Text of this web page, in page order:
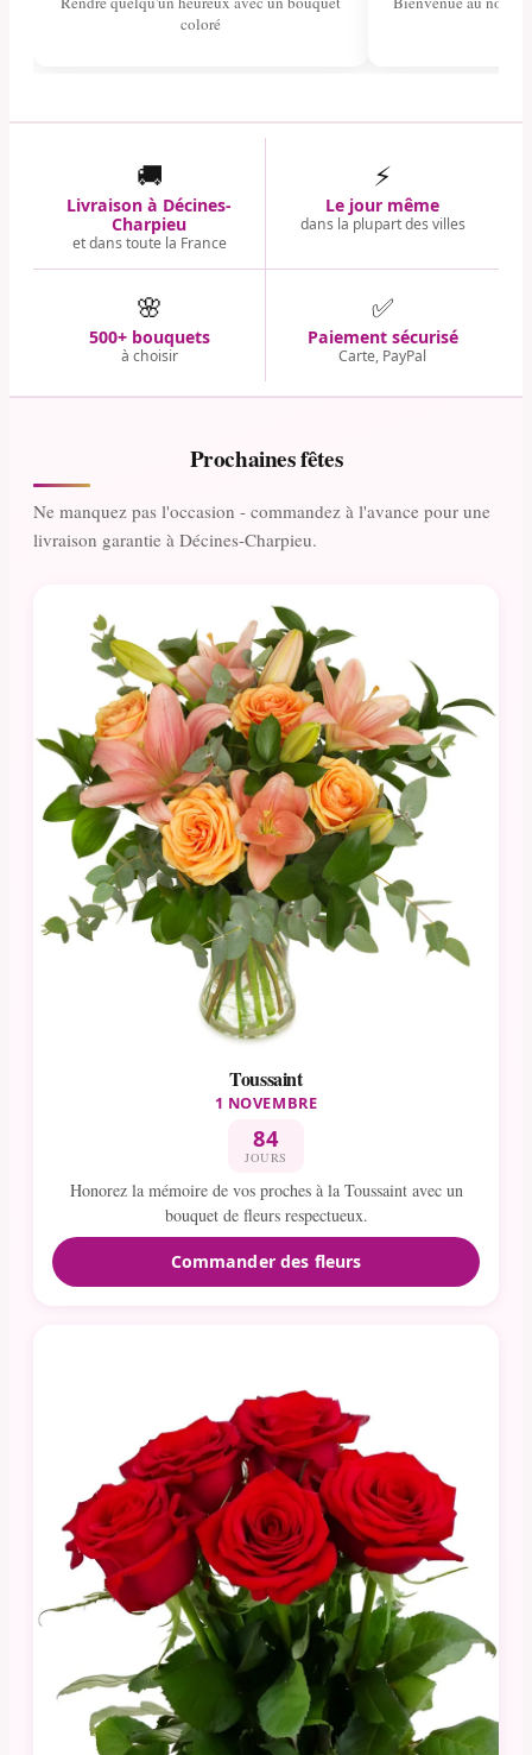
coloré
🚚
Livraison à Décines-
Charpieu
et dans toute la France
⚡
Le jour même
dans la plupart des villes
🌸
500+ bouquets
à choisir
✅
Paiement sécurisé
Carte, PayPal
Prochaines fêtes
Ne manquez pas l'occasion - commandez à l'avance pour une
livraison garantie à Décines-Charpieu.
Toussaint
1 NOVEMBRE
84
JOURS
Honorez la mémoire de vos proches à la Toussaint avec un
bouquet de fleurs respectueux.
Commander des fleurs